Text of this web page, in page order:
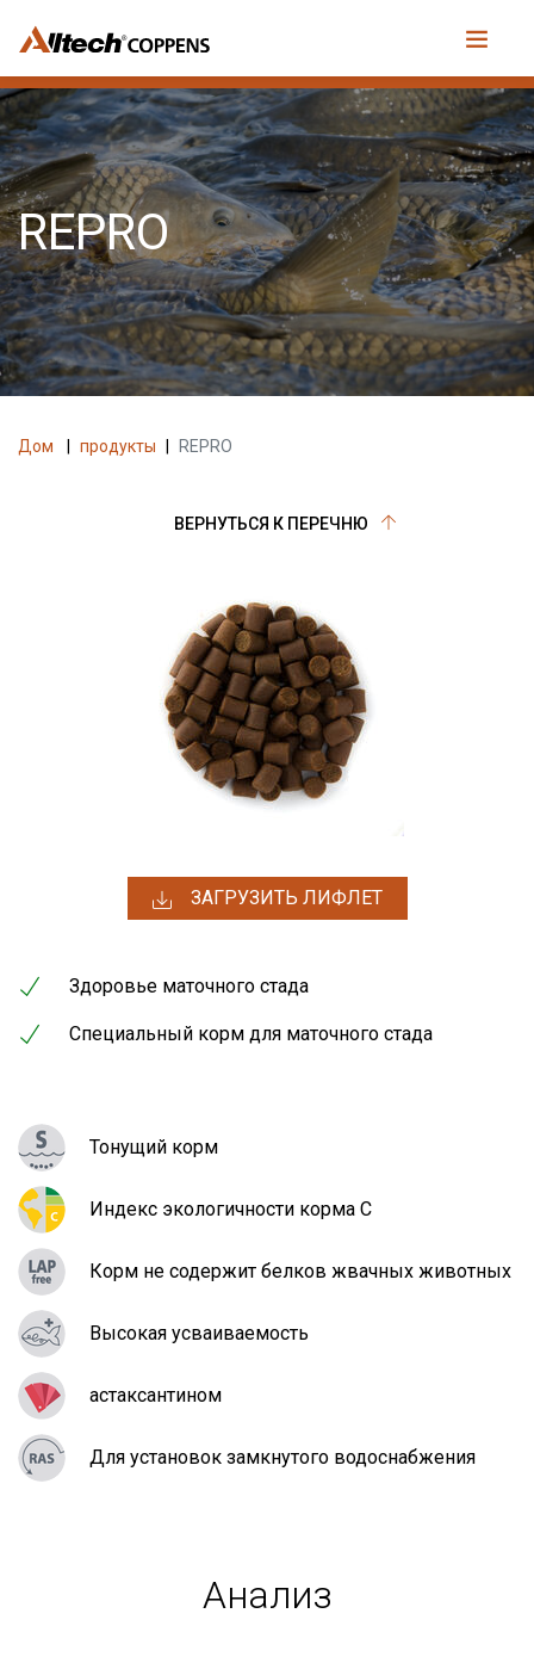
REPRO
Дом продукты REPRO
ВЕРНУТЬСЯ К ПЕРЕЧНЮ
ЗАГРУЗИТЬ ЛИФЛЕТ
Здоровье маточного стада
Специальный корм для маточного стада
Тонущий корм
Индекс экологичности корма C
Корм не содержит белков жвачных животных
Высокая усваиваемость
астаксантином
Для установок замкнутого водоснабжения
Анализ